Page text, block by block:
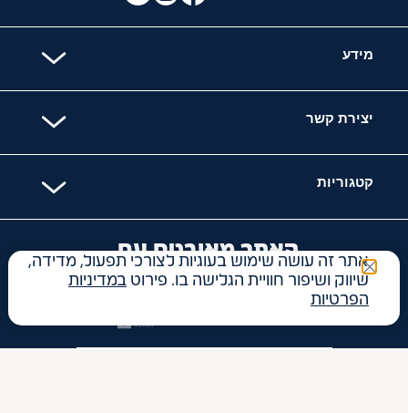
מידע
יצירת קשר
קטגוריות
האתר מאובטח עם
אתר זה עושה שימוש בעוגיות לצורכי תפעול, מדידה,
שיווק ושיפור חוויית הגלישה בו. פירוט במדיניות
הפרטיות